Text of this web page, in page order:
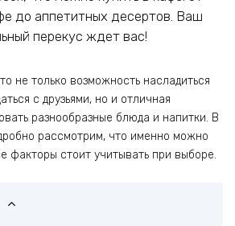
до аппетитных десертов. Ваш
перекус ждет вас!
не только возможность насладиться
с друзьями, но и отличная
разнообразные блюда и напитки. В
рассмотрим, что именно можно
факторы стоит учитывать при выборе.